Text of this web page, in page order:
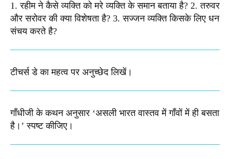
1. रहीम ने कैसे व्यक्ति को मरे व्यक्ति के समान बताया है? 2. तरुवर
और सरोवर की क्या विशेषता है? 3. सज्जन व्यक्ति किसके लिए धन
संचय करते है?
टीचर्स डे का महत्व पर अनुच्छेद लिखें।
गाँधीजी के कथन अनुसार ‘असली भारत वास्तव में गाँवों में ही बसता
है।’ स्पष्ट कीजिए।